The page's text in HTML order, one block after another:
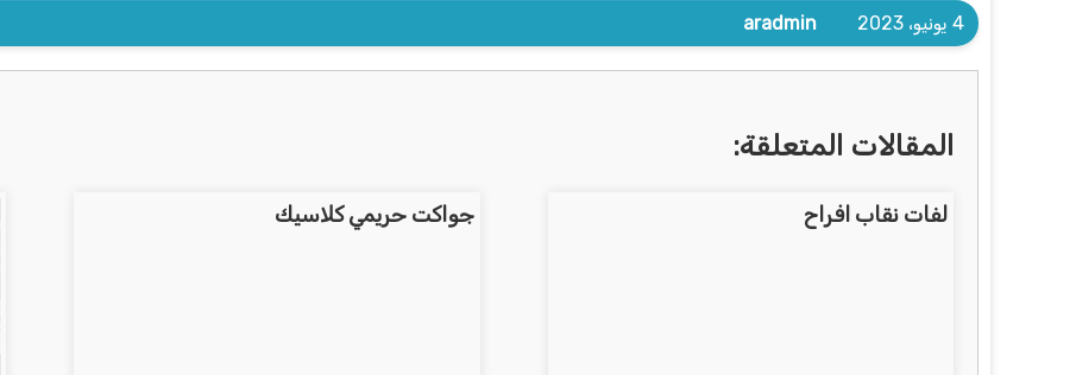
4 يونيو، 2023 aradmin
المقالات المتعلقة:
لفات نقاب افراح جواكت حريمي كلاسيك